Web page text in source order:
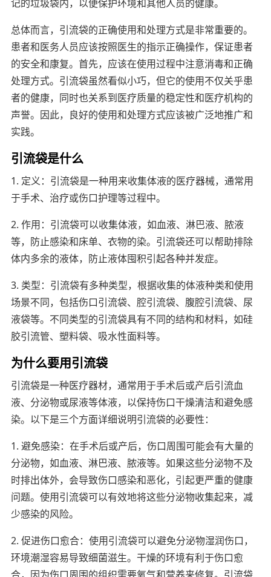
记的垃圾袋内，以便保护环境和其他人员的健康。
总体而言，引流袋的正确使用和处理方式是非常重要的。
患者和医务人员应该按照医生的指示正确操作，保证患者
的安全和康复。首先，应该在使用过程中注意消毒和正确
处理方式。引流袋虽然看似小巧，但它的使用不仅关乎患
者的健康，同时也关系到医疗质量的稳定性和医疗机构的
声誉。因此，良好的使用和处理方式应该被广泛地推广和
实践。
引流袋是什么
1. 定义：引流袋是一种用来收集体液的医疗器械，通常用
于手术、治疗或伤口护理等过程中。
2. 作用：引流袋可以收集体液，如血液、淋巴液、脓液
等，防止感染和床单、衣物的染。引流袋还可以帮助排除
体内多余的液体，防止液体囤积引起各种并发症。
3. 类型：引流袋有多种类型，根据收集的体液种类和使用
场景不同，包括伤口引流袋、腔引流袋、腹腔引流袋、尿
液袋等。不同类型的引流袋具有不同的结构和材料，如硅
胶引流管、塑料袋、吸水性面料等。
为什么要用引流袋
引流袋是一种医疗器材，通常用于手术后或产后引流血
液、分泌物或尿液等体液，以保持伤口干燥清洁和避免感
染。以下是三个方面详细说明引流袋的必要性：
1. 避免感染：在手术后或产后，伤口周围可能会有大量的
分泌物，如血液、淋巴液、脓液等。如果这些分泌物不及
时排出体外，会导致伤口感染和恶化，引起更严重的健康
问题。使用引流袋可以有效地将这些分泌物收集起来，减
少感染的风险。
2. 促进伤口愈合：使用引流袋可以避免分泌物湿润伤口，
环境潮湿容易导致细菌滋生。干燥的环境有利于伤口愈